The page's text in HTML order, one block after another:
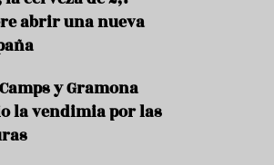
s
r
a
n
abrir una nueva
y Gramona
la vendimia por las